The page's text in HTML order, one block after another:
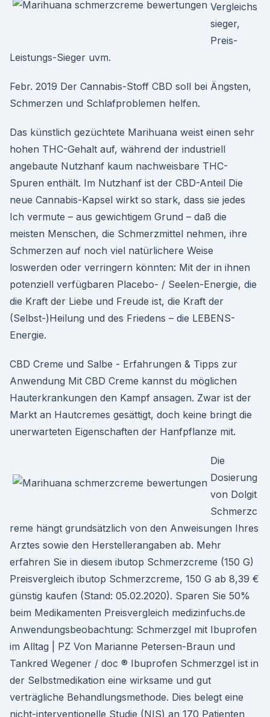
Vergleichs
sieger,
Preis-
Leistungs-Sieger uvm.
Febr. 2019 Der Cannabis-Stoff CBD soll bei Ängsten,
Schmerzen und Schlafproblemen helfen.
Das künstlich gezüchtete Marihuana weist einen sehr
hohen THC-Gehalt auf, während der industriell
angebaute Nutzhanf kaum nachweisbare THC-
Spuren enthält. Im Nutzhanf ist der CBD-Anteil Die
neue Cannabis-Kapsel wirkt so stark, dass sie jedes
Ich vermute – aus gewichtigem Grund – daß die
meisten Menschen, die Schmerzmittel nehmen, ihre
Schmerzen auf noch viel natürlichere Weise
loswerden oder verringern könnten: Mit der in ihnen
potenziell verfügbaren Placebo- / Seelen-Energie, die
die Kraft der Liebe und Freude ist, die Kraft der
(Selbst-)Heilung und des Friedens – die LEBENS-
Energie.
CBD Creme und Salbe - Erfahrungen & Tipps zur
Anwendung Mit CBD Creme kannst du möglichen
Hauterkrankungen den Kampf ansagen. Zwar ist der
Markt an Hautcremes gesättigt, doch keine bringt die
unerwarteten Eigenschaften der Hanfpflanze mit.
Die
Dosierung
von Dolgit
Schmerzc
reme hängt grundsätzlich von den Anweisungen Ihres
Arztes sowie den Herstellerangaben ab. Mehr
erfahren Sie in diesem ibutop Schmerzcreme (150 G)
Preisvergleich ibutop Schmerzcreme, 150 G ab 8,39 €
günstig kaufen (Stand: 05.02.2020). Sparen Sie 50%
beim Medikamenten Preisvergleich medizinfuchs.de
Anwendungsbeobachtung: Schmerzgel mit Ibuprofen
im Alltag | PZ Von Marianne Petersen-Braun und
Tankred Wegener / doc ® Ibuprofen Schmerzgel ist in
der Selbstmedikation eine wirksame und gut
verträgliche Behandlungsmethode. Dies belegt eine
nicht-interventionelle Studie (NIS) an 170 Patienten